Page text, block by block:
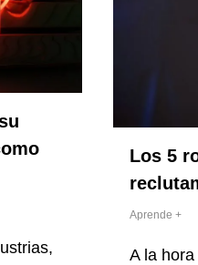
Los 5
Aprende +
A la